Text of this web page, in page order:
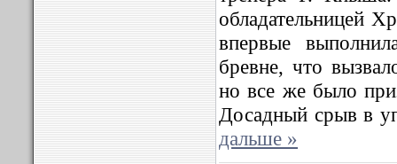
обладательницей
впервые
бревне, что
но все же было
Досадный срыв в
дальше »